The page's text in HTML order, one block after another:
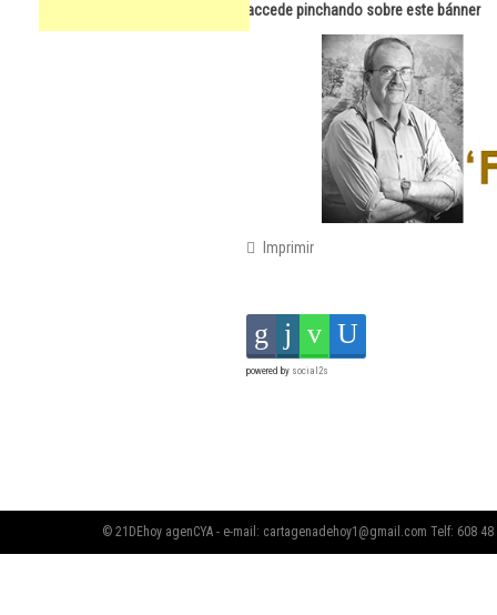
accede pinchando sobre este bánner
Imprimir
powered by social2s
© 21DEhoy agenCYA - e-mail: cartagenadehoy1@gmail.com Telf: 608 48